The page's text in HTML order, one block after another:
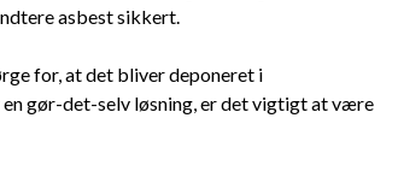
asbest sikkert.
for, at det bliver deponeret i
gør-det-selv løsning, er det vigtigt at være